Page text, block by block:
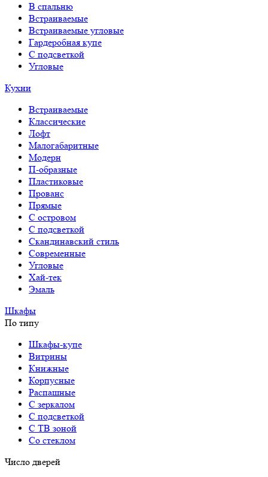
В спальню
Встраиваемые
Встраиваемые угловые
Гардеробная купе
С подсветкой
Угловые
Кухни
Встраиваемые
Классические
Лофт
Малогабаритные
Модерн
П-образные
Пластиковые
Прованс
Прямые
С островом
С подсветкой
Скандинавский стиль
Современные
Угловые
Хай-тек
Эмаль
Шкафы
По типу
Шкафы-купе
Витрины
Книжные
Корпусные
Распашные
С зеркалом
С подсветкой
С ТВ зоной
Со стеклом
Число дверей